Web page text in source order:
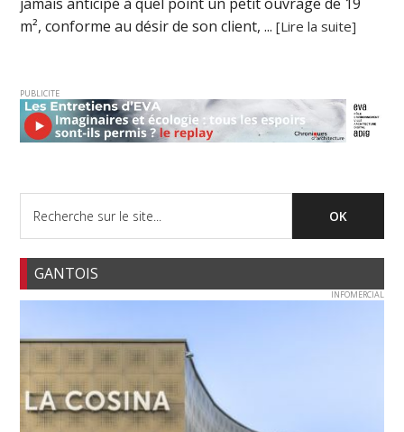
m², conforme au désir de son client, ...[Lire la suite]
PUBLICITE
GANTOIS
INFOMERCIAL